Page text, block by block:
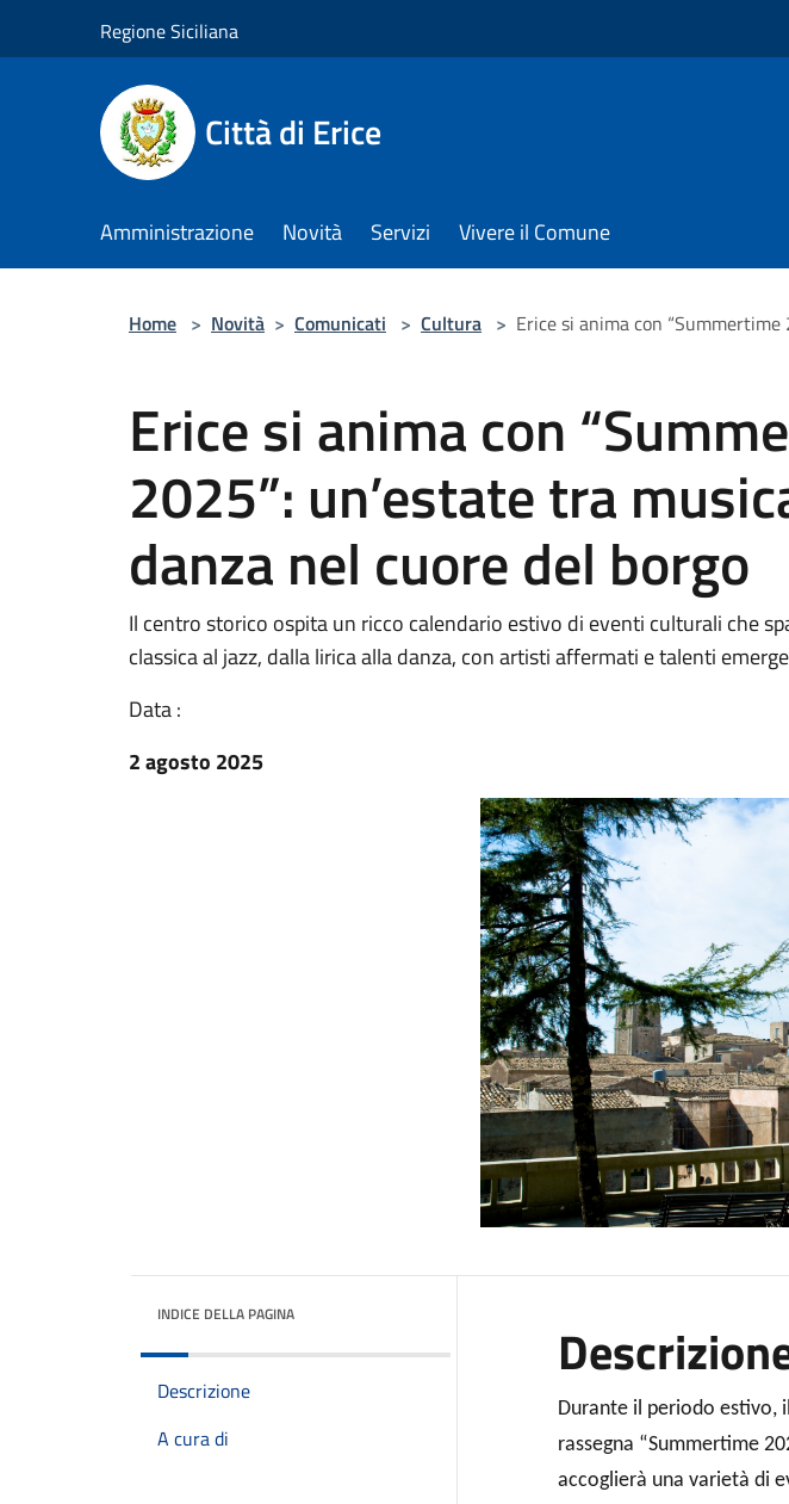
Regione Siciliana
Città di Erice
Amministrazione Novità Servizi Vivere il Comune
Home > Novità > Comunicati > Cultura > Erice si anima con
Erice si anima con
2025”: un’estate tra
danza nel cuore del borgo
Il centro storico ospita un ricco calendario estivo di eventi culturali che
classica al jazz, dalla lirica alla danza, con artisti affermati e talenti
Data :
2 agosto 2025
INDICE DELLA PAGINA
Descrizione
A cura di
Durante il periodo estivo,
rassegna “Summertime
accoglierà una varietà di